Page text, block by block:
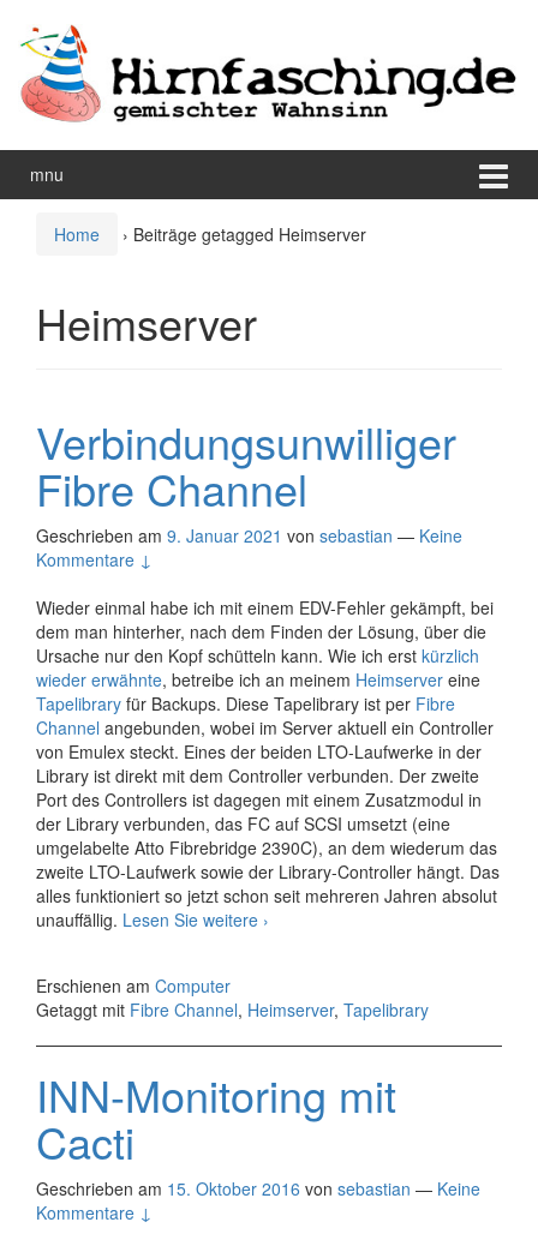
Inhalt
wechseln
Hauptmenü
springen
mnu
Home › Beiträge getagged Heimserver
Heimserver
Verbindungsunwilliger
Fibre Channel
Geschrieben am 9. Januar 2021 von sebastian — Keine
Kommentare ↓
Wieder einmal habe ich mit einem EDV-Fehler gekämpft, bei
dem man hinterher, nach dem Finden der Lösung, über die
Ursache nur den Kopf schütteln kann. Wie ich erst kürzlich
wieder erwähnte, betreibe ich an meinem Heimserver eine
Tapelibrary für Backups. Diese Tapelibrary ist per Fibre
Channel angebunden, wobei im Server aktuell ein Controller
von Emulex steckt. Eines der beiden LTO-Laufwerke in der
Library ist direkt mit dem Controller verbunden. Der zweite
Port des Controllers ist dagegen mit einem Zusatzmodul in
der Library verbunden, das FC auf SCSI umsetzt (eine
umgelabelte Atto Fibrebridge 2390C), an dem wiederum das
zweite LTO-Laufwerk sowie der Library-Controller hängt. Das
alles funktioniert so jetzt schon seit mehreren Jahren absolut
unauffällig. Lesen Sie weitere Verbindungsunwilliger
›
Erschienen am Computer
Getaggt mit Fibre Channel, Heimserver, Tapelibrary
INN-Monitoring mit
Cacti
Geschrieben am 15. Oktober 2016 von sebastian — Keine
Kommentare ↓